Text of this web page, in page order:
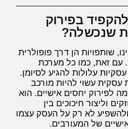
בפירוק
שנכשלה?
שותפויות הן דרך פופולרית
עם זאת, כמו כל מערכת
עלולות להגיע לסיומן.
עסקית עשוי להיות מורכב
לפירוק יחסים אישיים. הוא
וליצור חיכוכים בין
לא רק על העסק עצמו
של המעורבים.